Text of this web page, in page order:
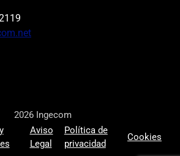
2026 Ingecom
Aviso
Legal
Política de
privacidad
Cookies